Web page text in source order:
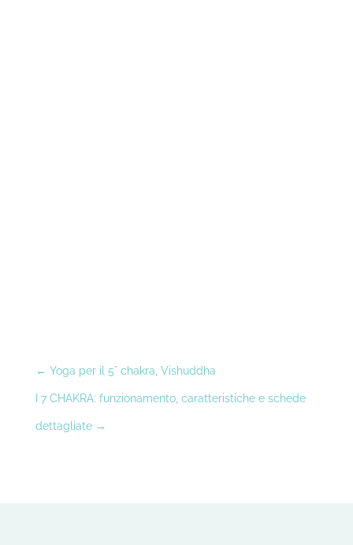
← Yoga per il 5° chakra, Vishuddha
I 7 CHAKRA: funzionamento, caratteristiche e schede
dettagliate→